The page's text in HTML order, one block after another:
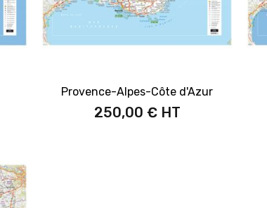
Provence-Alpes-Côte d'Azur
250,00 €